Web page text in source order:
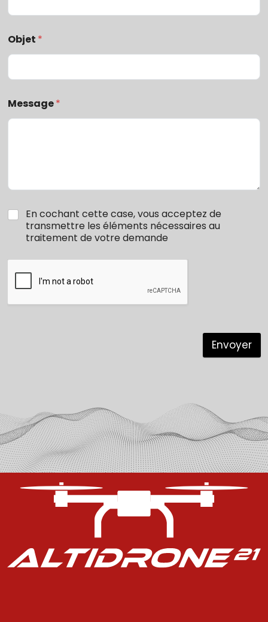
Objet *
Message*
En cochant cette case, vous acceptez de
transmettre les éléments nécessaires au
traitement de votre demande
Envoyer